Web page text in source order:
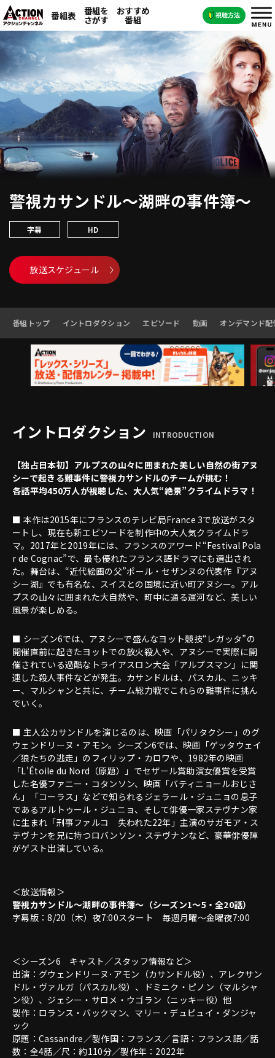
番組表 番組を
さがす
おすすめ
番組
警視カサンドル～湖畔の事件簿～
字幕 HD
放送スケジュール
番組トップ イントロダクション エピソード 動画 オンデマンド配
イントロダクション INTRODUCTION
【独占日本初】アルプスの山々に囲まれた美しい自然の街アヌ
シーで起きる難事件に警視カサンドルのチームが挑む！
各話平均450万人が視聴した、大人気“絶景”クライムドラマ！
■ 本作は2015年にフランスのテレビ局France 3で放送がスタ
ートし、現在も新エピソードを制作中の大人気クライムドラ
マ。2017年と2019年には、フランスのアワード“Festival Pola
r de Cognac”で、最も優れたフランス語ドラマにも選出され
た。舞台は、“近代絵画の父”ポール・セザンヌの代表作『アヌ
シー湖』でも有名な、スイスとの国境に近い町アヌシー。アル
プスの山々に囲まれた大自然や、町中に通る運河など、美しい
風景が楽しめる。
■ シーズン6では、アヌシーで盛んなヨット競技“レガッタ”の
開催直前に起きたヨットでの放火殺人や、アヌシーで実際に開
催されている過酷なトライアスロン大会「アルプスマン」に関
連した殺人事件などが発生。カサンドルは、パスカル、ニッキ
ー、マルシャンと共に、チーム総力戦でこれらの難事件に挑ん
でいく。
■ 主人公カサンドルを演じるのは、映画「パリタクシー」のグ
ウェンドリーヌ・アモン。シーズン6では、映画「ゲッタウェイ
／狼たちの逃走」のフィリップ・カロワや、1982年の映画
「L'Étoile du Nord（原題）」でセザール賞助演女優賞を受賞
した名優ファニー・コタンソン、映画「バティニョールおじさ
ん」「コーラス」などで知られるジェラール・ジュニョの息子
であるアルトゥール・ジュニョ、そして俳優一家ステヴナン家
に生まれ「刑事ファルコ 失われた22年」主演のサガモア・ス
テヴナンを兄に持つロバンソン・ステヴナンなど、豪華俳優陣
がゲスト出演している。
＜放送情報＞
警視カサンドル～湖畔の事件簿～（シーズン1～5・全20話）
字幕版：8/20（木）夜7:00スタート 毎週月曜～金曜夜7:00
＜シーズン6 キャスト／スタッフ情報など＞
出演：グウェンドリーヌ･アモン（カサンドル役）、アレクサン
ドル・ヴァルガ（パスカル役）、ドミニク・ピノン（マルシャ
ン役）、ジェシー・サロメ・ウゴラン（ニッキー役）他
製作：ロランス・バックマン、マリー・デュピュイ・ダンジャ
ック
原題：Cassandre／製作国：フランス／言語：フランス語／話
数：全4話／尺：約110分／製作年：2022年